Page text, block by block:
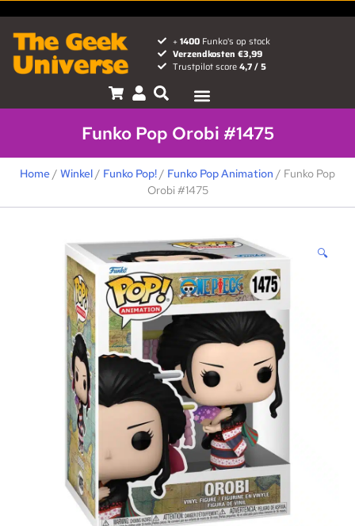
+1400Funko's op stock
Verzendkosten €3,99
Trustpilot score4,7 / 5
Funko Pop Orobi #1475
Home / Winkel / Funko Pop! / Funko Pop Animation / Funko Pop
Orobi #1475
🔍